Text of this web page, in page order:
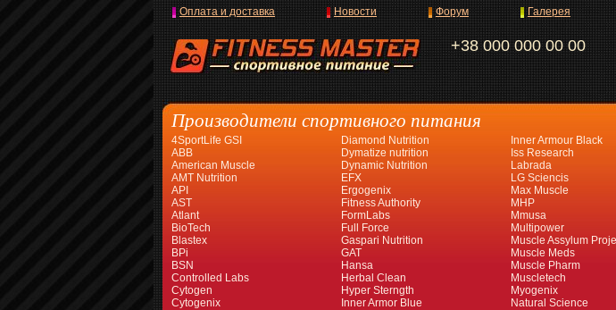
+38 000 000 00 00
Оплата и доставка Новости Форум Галерея
Производители спортивного питания
4SportLife GSI
ABB
American Muscle
AMT Nutrition
API
AST
Atlant
BioTech
Blastex
BPi
BSN
Controlled Labs
Cytogen
Cytogenix
Diamond Nutrition
Dymatize nutrition
Dynamic Nutrition
EFX
Ergogenix
Fitness Authority
FormLabs
Full Force
Gaspari Nutrition
GAT
Hansa
Herbal Clean
Hyper Sterngth
Inner Armor Blue
Inner Armour Black
Iss Research
Labrada
LG Sciencis
Max Muscle
MHP
Mmusa
Multipower
Muscle Assylum
Muscle Meds
Muscle Pharm
Muscletech
Myogenix
Natural Science